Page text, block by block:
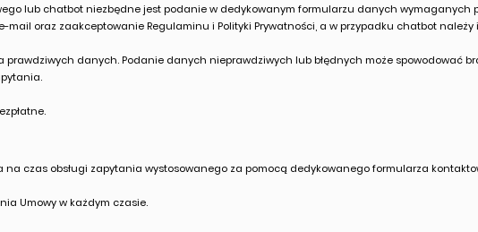
lub chatbot niezbędne jest podanie w dedykowanym formularzu danych wymaganych
oraz zaakceptowanie Regulaminu i Polityki Prywatności, a w przypadku chatbot należy
prawdziwych danych. Podanie danych nieprawdziwych lub błędnych może spowodować
na czas obsługi zapytania wystosowanego za pomocą dedykowanego formularza
Umowy w każdym czasie.